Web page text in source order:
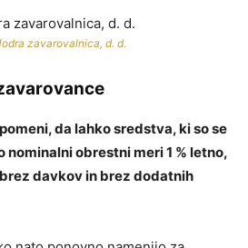
zavarovalnica, d. d.
da lahko sredstva, ki so se
obrestni meri 1 % letno,
davkov in brez dodatnih